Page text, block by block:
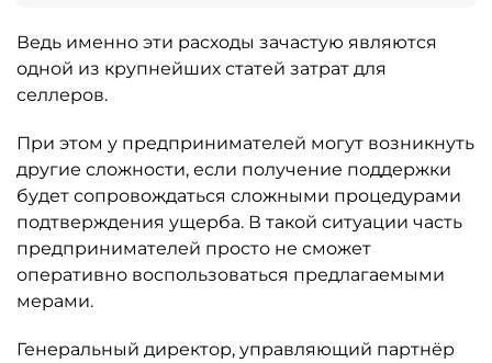
Ведь именно эти расходы зачастую являются
одной из крупнейших статей затрат для
селлеров.
При этом у предпринимателей могут возникнуть
другие сложности, если получение поддержки
будет сопровождаться сложными процедурами
подтверждения ущерба. В такой ситуации часть
предпринимателей просто не сможет
оперативно воспользоваться предлагаемыми
мерами.
Генеральный директор, управляющий партнёр